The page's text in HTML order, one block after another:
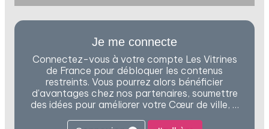
Je me connecte
Connectez-vous à votre compte Les Vitrines
de France pour débloquer les contenus
restreints. Vous pourrez alors bénéficier
d'avantages chez nos partenaires, soumettre
des idées pour améliorer votre Cœur de ville, …